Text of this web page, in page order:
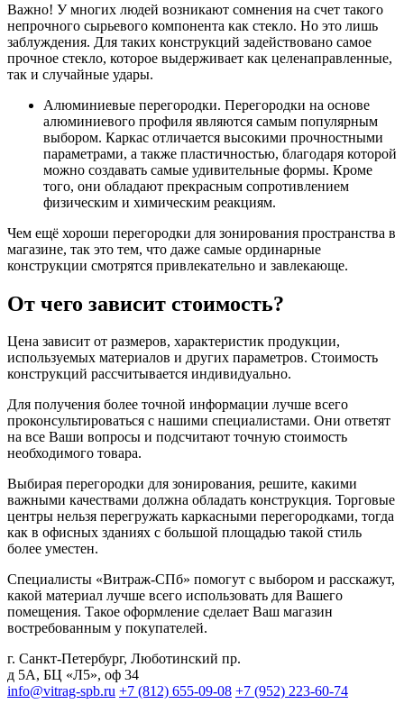
Важно! У многих людей возникают сомнения на счет такого
непрочного сырьевого компонента как стекло. Но это лишь
заблуждения. Для таких конструкций задействовано самое
прочное стекло, которое выдерживает как целенаправленные,
так и случайные удары.
Алюминиевые перегородки. Перегородки на основе
алюминиевого профиля являются самым популярным
выбором. Каркас отличается высокими прочностными
параметрами, а также пластичностью, благодаря которой
можно создавать самые удивительные формы. Кроме
того, они обладают прекрасным сопротивлением
физическим и химическим реакциям.
Чем ещё хороши перегородки для зонирования пространства в
магазине, так это тем, что даже самые ординарные
конструкции смотрятся привлекательно и завлекающе.
От чего зависит стоимость?
Цена зависит от размеров, характеристик продукции,
используемых материалов и других параметров. Стоимость
конструкций рассчитывается индивидуально.
Для получения более точной информации лучше всего
проконсультироваться с нашими специалистами. Они ответят
на все Ваши вопросы и подсчитают точную стоимость
необходимого товара.
Выбирая перегородки для зонирования, решите, какими
важными качествами должна обладать конструкция. Торговые
центры нельзя перегружать каркасными перегородками, тогда
как в офисных зданиях с большой площадью такой стиль
более уместен.
Специалисты «Витраж-СПб» помогут с выбором и расскажут,
какой материал лучше всего использовать для Вашего
помещения. Такое оформление сделает Ваш магазин
востребованным у покупателей.
г. Санкт-Петербург, Люботинский пр.
д 5А, БЦ «Л5», оф 34
info@vitrag-spb.ru +7 (812) 655-09-08 +7 (952) 223-60-74